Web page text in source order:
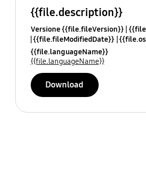
{{file.description}}
Versione {{file.fileVersion}}
{{file.fileModifiedDate}}
{{file.languageName}}
{{file.languageName}}
Download